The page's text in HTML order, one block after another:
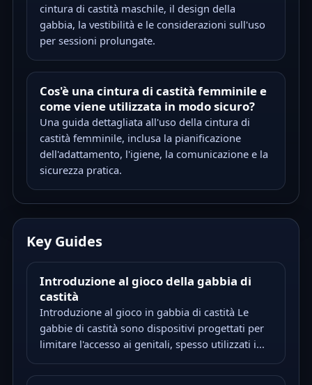
cintura di castità maschile, il design della
gabbia, la vestibilità e le considerazioni sull'uso
per sessioni prolungate.
Cos'è una cintura di castità femminile e
come viene utilizzata in modo sicuro?
Una guida dettagliata all'uso della cintura di
castità femminile, inclusa la pianificazione
dell'adattamento, l'igiene, la comunicazione e la
sicurezza pratica.
Key Guides
Introduzione al gioco della gabbia di
castità
Introduzione al gioco in gabbia di castità Le
gabbie di castità sono dispositivi progettati per
limitare l'accesso ai genitali, spesso utilizzati i...